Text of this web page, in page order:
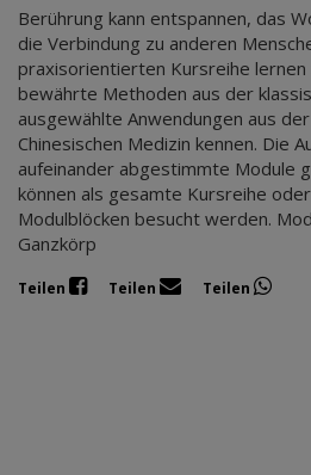
Berührung kann entspannen, das
die Verbindung zu anderen
praxisorientierten Kursreihe lernen
bewährte Methoden aus der
ausgewählte Anwendungen aus
Chinesischen Medizin kennen. Die
aufeinander abgestimmte Module
können als gesamte Kursreihe
Modulblöcken besucht werden.
Ganzkörp
Teilen Teilen Teilen